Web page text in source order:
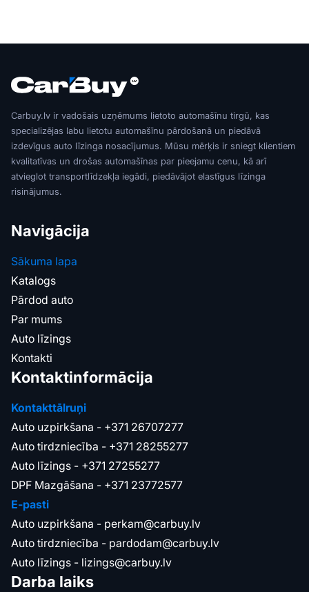
Carbuy.lv ir vadošais uzņēmums lietoto automašīnu tirgū, kas
specializējas labu lietotu automašīnu pārdošanā un piedāvā
izdevīgus auto līzinga nosacījumus. Mūsu mērķis ir sniegt klientiem
kvalitatīvas un drošas automašīnas par pieejamu cenu, kā arī
atvieglot transportlīdzekļa iegādi, piedāvājot elastīgus līzinga
risinājumus.
Navigācija
Sākuma lapa
Katalogs
Pārdod auto
Par mums
Auto līzings
Kontakti
Kontaktinformācija
Kontakttālruņi
Auto uzpirkšana - +371 26707277
Auto tirdzniecība - +371 28255277
Auto līzings - +371 27255277
DPF Mazgāšana - +371 23772577
E-pasti
Auto uzpirkšana - perkam@carbuy.lv
Auto tirdzniecība - pardodam@carbuy.lv
Auto līzings - lizings@carbuy.lv
Darba laiks